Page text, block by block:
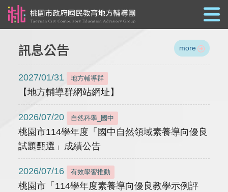
訊息公告 more
2027/01/31 地方輔導群
【地方輔導群網站網址】
2026/07/20 自然科學_國中
桃園市114學年度「國中自然領域素養導向優良
試題甄選」成績公告
2026/07/16 有效學習推動
桃園市「114學年度素養導向優良教學示例評